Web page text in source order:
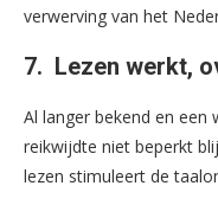
verwerving van het
7. Lezen werkt,
Al langer bekend en een
reikwijdte niet beperkt
lezen stimuleert de